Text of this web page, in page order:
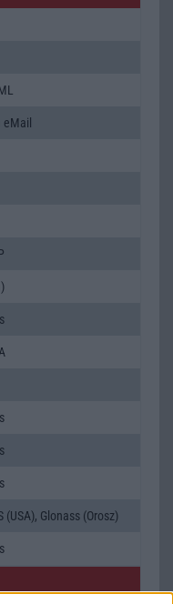
eMail
(USA), Glonass (Orosz)